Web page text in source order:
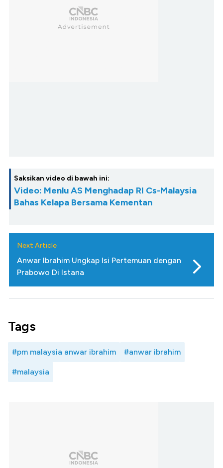
Saksikan video di bawah ini:
Video: Menlu AS Menghadap RI Cs-Malaysia
Bahas Kelapa Bersama Kementan
Next Article
Anwar Ibrahim Ungkap Isi Pertemuan dengan
Prabowo Di Istana
Tags
#pm malaysia anwar ibrahim #anwar ibrahim
#malaysia